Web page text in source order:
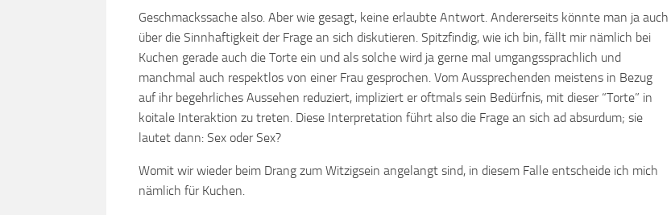
Geschmackssache also. Aber wie gesagt, keine erlaubte Antwort. Andererseits könnte man ja auch
über die Sinnhaftigkeit der Frage an sich diskutieren. Spitzfindig, wie ich bin, fällt mir nämlich bei
Kuchen gerade auch die Torte ein und als solche wird ja gerne mal umgangssprachlich und
manchmal auch respektlos von einer Frau gesprochen. Vom Aussprechenden meistens in Bezug
auf ihr begehrliches Aussehen reduziert, impliziert er oftmals sein Bedürfnis, mit dieser “Torte” in
koitale Interaktion zu treten. Diese Interpretation führt also die Frage an sich ad absurdum; sie
lautet dann: Sex oder Sex?
Womit wir wieder beim Drang zum Witzigsein angelangt sind, in diesem Falle entscheide ich mich
nämlich für Kuchen.